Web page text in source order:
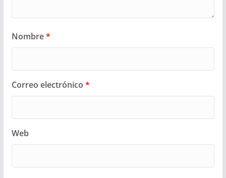
Nombre*
Correo electrónico *
Web